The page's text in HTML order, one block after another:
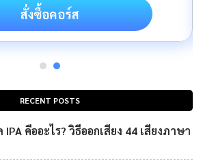
RECENT POSTS
คืออะไร? วิธีออกเสียง 44 เสียงภาษา
สั่งซื้อคอร์ส